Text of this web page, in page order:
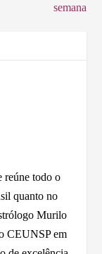
semana
reúne todo o
quanto no
Murilo
CEUNSP em